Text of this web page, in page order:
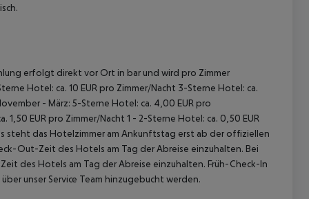
erfolgt direkt vor Ort in bar und wird pro Zimmer
Hotel: ca. 10 EUR pro Zimmer/Nacht 3-Sterne Hotel: ca.
- März: 5-Sterne Hotel: ca. 4,00 EUR pro
EUR pro Zimmer/Nacht 1 - 2-Sterne Hotel: ca. 0,50 EUR
steht das Hotelzimmer am Ankunftstag erst ab der offiziellen
Out-Zeit des Hotels am Tag der Abreise einzuhalten. Bei
des Hotels am Tag der Abreise einzuhalten. Früh-Check-In
unser Service Team hinzugebucht werden.